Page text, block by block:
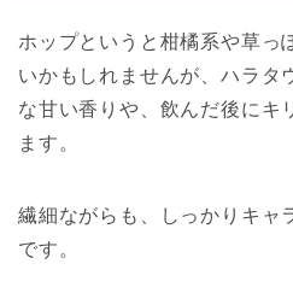
ホップというと柑橘系や草っ
いかもしれませんが、ハラタ
な甘い香りや、飲んだ後にキ
ます。
繊細ながらも、しっかりキャ
です。